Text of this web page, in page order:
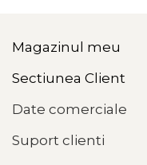
Magazinul meu
Sectiunea Client
Date comerciale
Suport clienti